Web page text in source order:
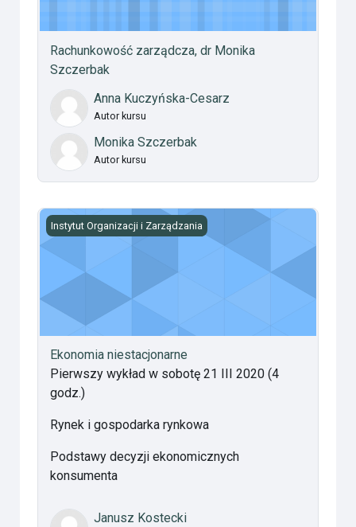
Rachunkowość zarządcza, dr Monika
Szczerbak
Anna Kuczyńska-Cesarz
Autor kursu
Monika Szczerbak
Autor kursu
Ekonomia niestacjonarne
Instytut Organizacji i Zarządzania
Ekonomia niestacjonarne
Pierwszy wykład w sobotę 21 III 2020 (4
godz.)
Rynek i gospodarka rynkowa
Podstawy decyzji ekonomicznych
konsumenta
Janusz Kostecki